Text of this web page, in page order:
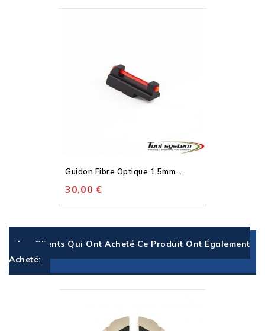
Guidon Fibre Optique 1,5mm...
30,00 €
Les Clients Qui Ont Acheté Ce Produit Ont Également
Acheté: